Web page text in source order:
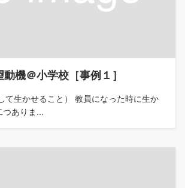
機＠小学校［事例１］
て生かせること） 教員になった時に生か
つありま...